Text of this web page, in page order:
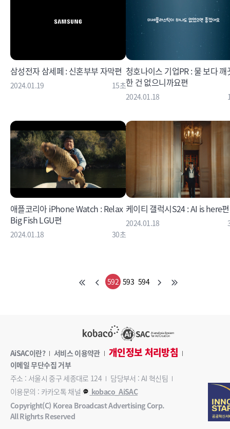
삼성전자 삼세페 : 신혼부부 자막편
2024.01.19 15초
청호나이스 기업PR : 물 보다 깨
한 건 없으니까요편
2024.01.18
애플코리아 iPhone Watch : Relax
Big Fish LGU편
2024.01.18 30초
케이티 갤럭시S24 : AI is here편
2024.01.18
592 593 594
AiSAC이란? 서비스 이용약관 개인정보 처리방침
이메일 무단수집 거부
주소 : 서울시 중구 세종대로 124
담당부서 : AI 혁신팀
이용문의 : 카카오톡 채널
kobaco_AiSAC
Copyright(C) Korea Broadcast Advertising Corp.
All Righrts Reserved